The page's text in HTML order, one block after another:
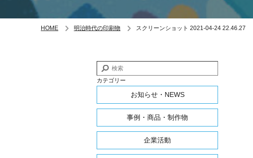
HOME 明治時代の印刷物 スクリーンショット 2021-04-24 22.46.27
カテゴリー
お知らせ・NEWS
事例・商品・制作物
企業活動